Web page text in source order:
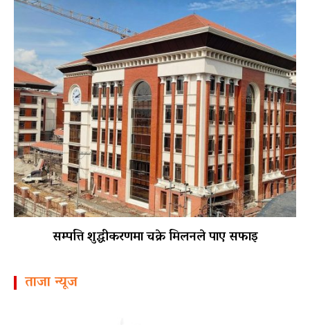
सम्पत्ति शुद्धीकरणमा चक्रे मिलनले पाए सफाइ
ताजा न्यूज